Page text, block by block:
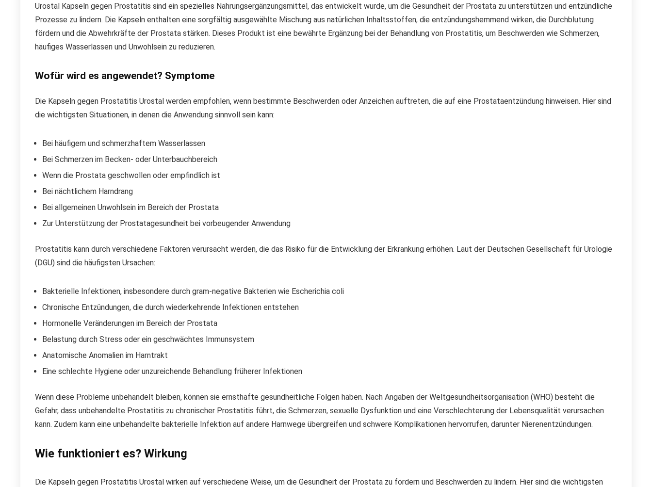
Urostal Kapseln gegen Prostatitis sind ein spezielles Nahrungsergänzungsmittel, das entwickelt wurde, um die Gesundheit der Prostata zu unterstützen und entzündliche
Prozesse zu lindern. Die Kapseln enthalten eine sorgfältig ausgewählte Mischung aus natürlichen Inhaltsstoffen, die entzündungshemmend wirken, die Durchblutung
fördern und die Abwehrkräfte der Prostata stärken. Dieses Produkt ist eine bewährte Ergänzung bei der Behandlung von Prostatitis, um Beschwerden wie Schmerzen,
häufiges Wasserlassen und Unwohlsein zu reduzieren.
Wofür wird es angewendet? Symptome
Die Kapseln gegen Prostatitis Urostal werden empfohlen, wenn bestimmte Beschwerden oder Anzeichen auftreten, die auf eine Prostataentzündung hinweisen. Hier sind
die wichtigsten Situationen, in denen die Anwendung sinnvoll sein kann:
Bei häufigem und schmerzhaftem Wasserlassen
Bei Schmerzen im Becken- oder Unterbauchbereich
Wenn die Prostata geschwollen oder empfindlich ist
Bei nächtlichem Harndrang
Bei allgemeinen Unwohlsein im Bereich der Prostata
Zur Unterstützung der Prostatagesundheit bei vorbeugender Anwendung
Prostatitis kann durch verschiedene Faktoren verursacht werden, die das Risiko für die Entwicklung der Erkrankung erhöhen. Laut der Deutschen Gesellschaft für Urologie
(DGU) sind die häufigsten Ursachen:
Bakterielle Infektionen, insbesondere durch gram-negative Bakterien wie Escherichia coli
Chronische Entzündungen, die durch wiederkehrende Infektionen entstehen
Hormonelle Veränderungen im Bereich der Prostata
Belastung durch Stress oder ein geschwächtes Immunsystem
Anatomische Anomalien im Harntrakt
Eine schlechte Hygiene oder unzureichende Behandlung früherer Infektionen
Wenn diese Probleme unbehandelt bleiben, können sie ernsthafte gesundheitliche Folgen haben. Nach Angaben der Weltgesundheitsorganisation (WHO) besteht die
Gefahr, dass unbehandelte Prostatitis zu chronischer Prostatitis führt, die Schmerzen, sexuelle Dysfunktion und eine Verschlechterung der Lebensqualität verursachen
kann. Zudem kann eine unbehandelte bakterielle Infektion auf andere Harnwege übergreifen und schwere Komplikationen hervorrufen, darunter Nierenentzündungen.
Wie funktioniert es? Wirkung
Die Kapseln gegen Prostatitis Urostal wirken auf verschiedene Weise, um die Gesundheit der Prostata zu fördern und Beschwerden zu lindern. Hier sind die wichtigsten